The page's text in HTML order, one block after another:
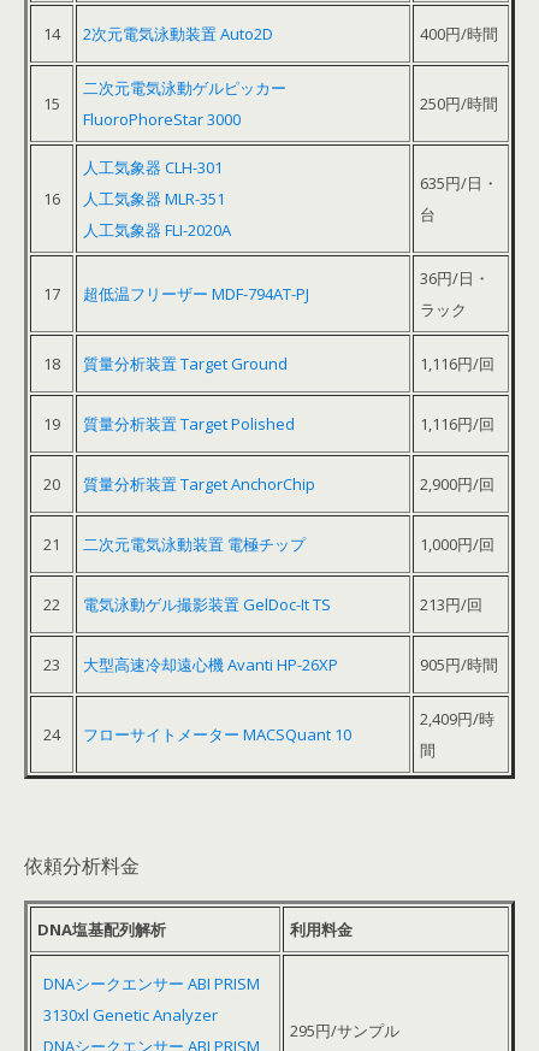
14 2次元電気泳動装置 Auto2D 400円/時間
15
二次元電気泳動ゲルピッカー
FluoroPhoreStar 3000
250円/時間
16
人工気象器 CLH-301
人工気象器 MLR-351
人工気象器 FLI-2020A
635円/日・
台
17 超低温フリーザー MDF-794AT-PJ
36円/日・
ラック
18 質量分析装置 Target Ground 1,116円/回
19 質量分析装置 Target Polished 1,116円/回
20 質量分析装置 Target AnchorChip 2,900円/回
21 二次元電気泳動装置 電極チップ 1,000円/回
22 電気泳動ゲル撮影装置 GelDoc-It TS 213円/回
23 大型高速冷却遠心機 Avanti HP-26XP 905円/時間
24 フローサイトメーター MACSQuant 10
2,409円/時
間
依頼分析料金
DNA塩基配列解析 利用料金
DNAシークエンサー ABI PRISM
3130xl Genetic Analyzer
DNAシークエンサー ABI PRISM
295円/サンプル